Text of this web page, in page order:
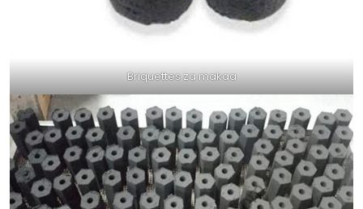
Briquettes za makaa